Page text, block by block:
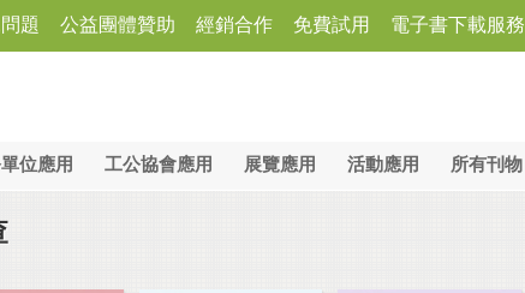
題 公益團體贊助 經銷合作 免費試用 電子書下載服務
位應用 工公協會應用 展覽應用 活動應用 所有刊物